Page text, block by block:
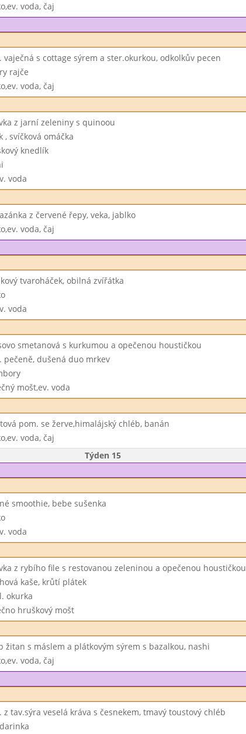
voda, čaj
vaječná s cottage sýrem a ster.okurkou, odkolkův pecen
rajče
voda, čaj
z jarní zeleniny s quinoou
, svíčková omáčka
knedlík
voda
z červené řepy, veka, jablko
voda, čaj
tvaroháček, obilná zvířátka
voda
smetanová s kurkumou a opečenou houstičkou
pečeně, dušená duo mrkev
mošt,ev. voda
pom. se žerve,himalájský chléb, banán
voda, čaj
Týden 15
smoothie, bebe sušenka
voda
z rybího file s restovanou zeleninou a opečenou houstičkou
kaše, krůtí plátek
okurka
hruškový mošt
žitan s máslem a plátkovým sýrem s bazalkou, nashi
voda, čaj
z tav.sýra veselá kráva s česnekem, tmavý toustový chléb